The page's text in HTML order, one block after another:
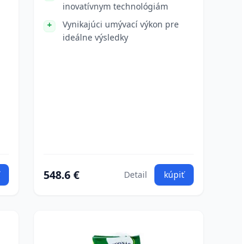
inovatívnym technológiám
Vynikajúci umývací výkon pre
ideálne výsledky
548.6 € Detail kúpiť